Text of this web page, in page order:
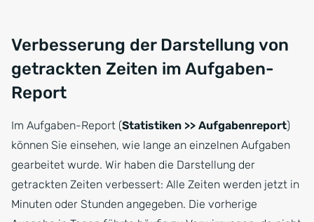
Verbesserung der Darstellung von
getrackten Zeiten im Aufgaben-
Report
Im Aufgaben-Report (Statistiken >> Aufgabenreport)
können Sie einsehen, wie lange an einzelnen Aufgaben
gearbeitet wurde. Wir haben die Darstellung der
getrackten Zeiten verbessert: Alle Zeiten werden jetzt in
Minuten oder Stunden angegeben. Die vorherige